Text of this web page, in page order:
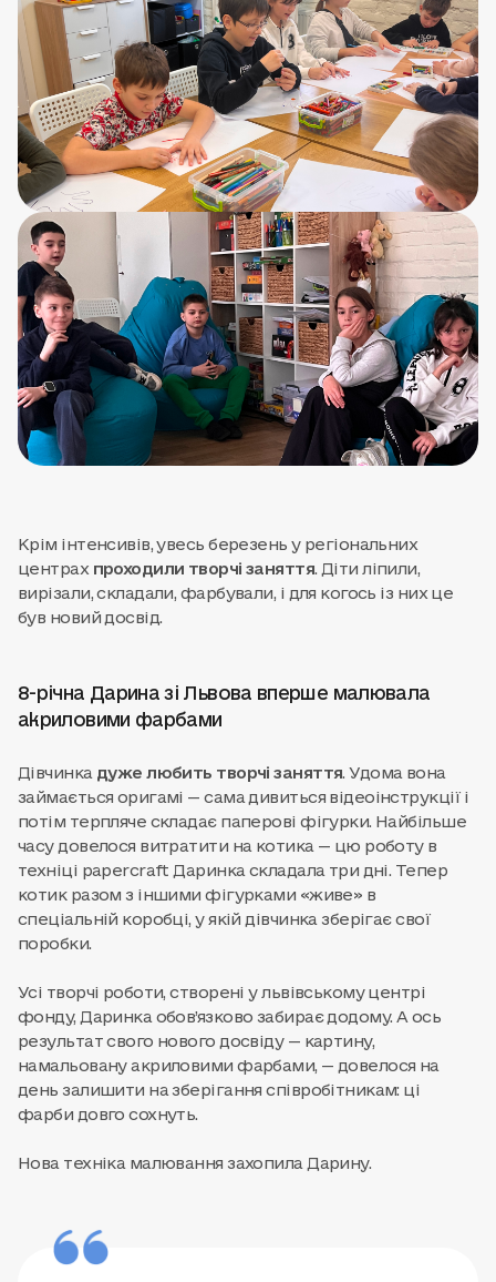
Крім інтенсивів, увесь березень у регіональних
центрах проходили творчі заняття. Діти ліпили,
вирізали, складали, фарбували, і для когось із них це
був новий досвід.
8-річна Дарина зі Львова вперше малювала
акриловими фарбами
Дівчинка дуже любить творчі заняття. Удома вона
займається оригамі — сама дивиться відеоінструкції і
потім терпляче складає паперові фігурки. Найбільше
часу довелося витратити на котика — цю роботу в
техніці papercraft Даринка складала три дні. Тепер
котик разом з іншими фігурками «живе» в
спеціальній коробці, у якій дівчинка зберігає свої
поробки.
Усі творчі роботи, створені у львівському центрі
фонду, Даринка обов’язково забирає додому. А ось
результат свого нового досвіду — картину,
намальовану акриловими фарбами, — довелося на
день залишити на зберігання співробітникам: ці
фарби довго сохнуть.
Нова техніка малювання захопила Дарину.